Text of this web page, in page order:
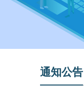
通知公告